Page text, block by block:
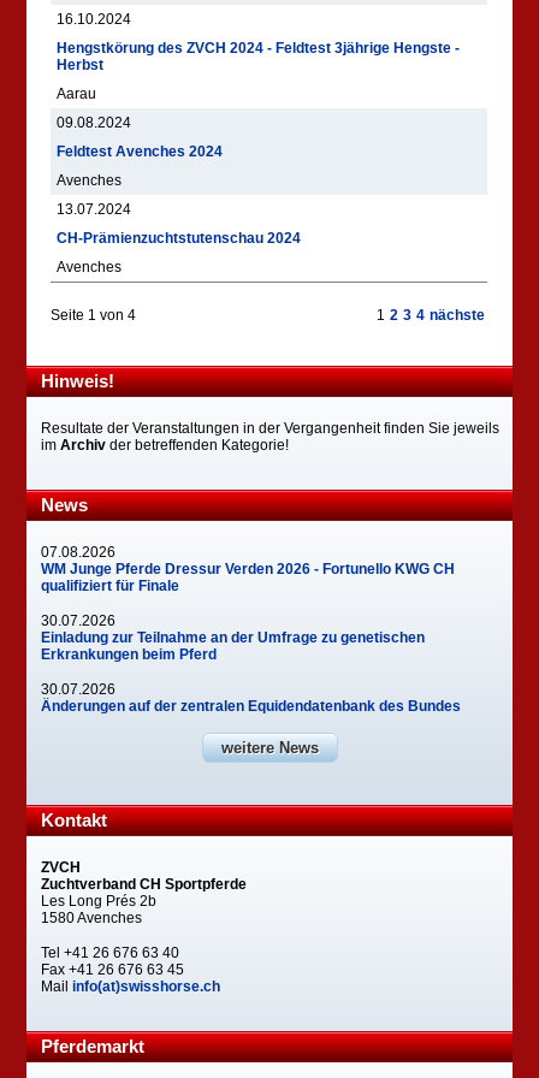
16.10.2024
Hengstkörung des ZVCH 2024 - Feldtest 3jährige Hengste -
Herbst
Aarau
09.08.2024
Feldtest Avenches 2024
Avenches
13.07.2024
CH-Prämienzuchtstutenschau 2024
Avenches
Seite 1 von 4 1 2 3 4 nächste
Hinweis!
Resultate der Veranstaltungen in der Vergangenheit finden Sie jeweils
imArchiv der betreffenden Kategorie!
News
07.08.2026
WM Junge Pferde Dressur Verden 2026 - Fortunello KWG CH
qualifiziert für Finale
30.07.2026
Einladung zur Teilnahme an der Umfrage zu genetischen
Erkrankungen beim Pferd
30.07.2026
Änderungen auf der zentralen Equidendatenbank des Bundes
weitere News
Kontakt
ZVCH
Zuchtverband CH Sportpferde
Les Long Prés 2b
1580 Avenches
Tel +41 26 676 63 40
Fax +41 26 676 63 45
Mailinfo(at)swisshorse.ch
Pferdemarkt